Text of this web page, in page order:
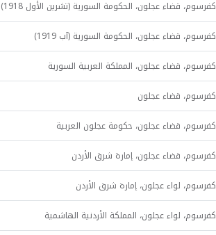
كفرسوم، قضاء عجلون، الحكومة السورية (تشرين الأول 1918)
كفرسوم، قضاء عجلون، الحكومة السورية (آب 1919)
كفرسوم، قضاء عجلون، المملكة العربية السورية
كفرسوم، قضاء عجلون
كفرسوم، قضاء عجلون، حكومة عجلون العربية
كفرسوم، قضاء عجلون، إمارة شرق الأردن
كفرسوم، لواء عجلون، إمارة شرق الأردن
كفرسوم، لواء عجلون، المملكة الأردنية الهاشمية